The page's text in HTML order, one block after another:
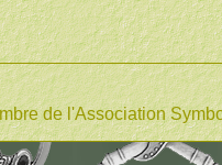
de l'Association